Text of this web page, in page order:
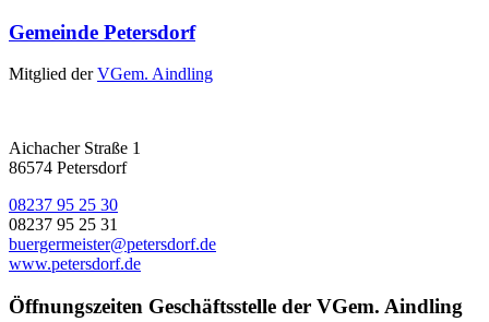
Gemeinde Petersdorf
Mitglied derVGem. Aindling
Aichacher Straße 1
86574 Petersdorf
08237 95 25 30
08237 95 25 31
buergermeister@petersdorf.de
www.petersdorf.de
Öffnungszeiten Geschäftsstelle der VGem. Aindling